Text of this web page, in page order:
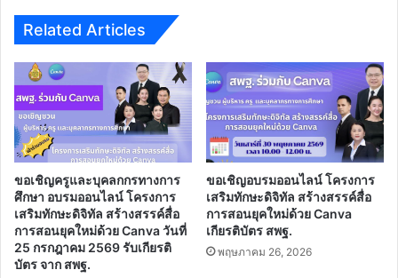
ศูนย์
วิทยาศาสตร์
และ
วัฒนธรรม
เพื่อ
การ
ศึกษา
ร้อยเอ็ด
Related Articles
ขอเชิญครูและบุคลกกรทางการ
ศึกษา อบรมออนไลน์ โครงการ
เสริมทักษะดิจิทัล สร้างสรรค์สื่อ
การสอนยุคใหม่ด้วย Canva วันที่
25 กรกฎาคม 2569 รับเกียรติ
บัตร จาก สพฐ.
ขอเชิญอบรมออนไลน์ โครงการ
เสริมทักษะดิจิทัล สร้างสรรค์สื่อ
การสอนยุคใหม่ด้วย Canva
เกียรติบัตร สพฐ.
พฤษภาคม 26, 2026